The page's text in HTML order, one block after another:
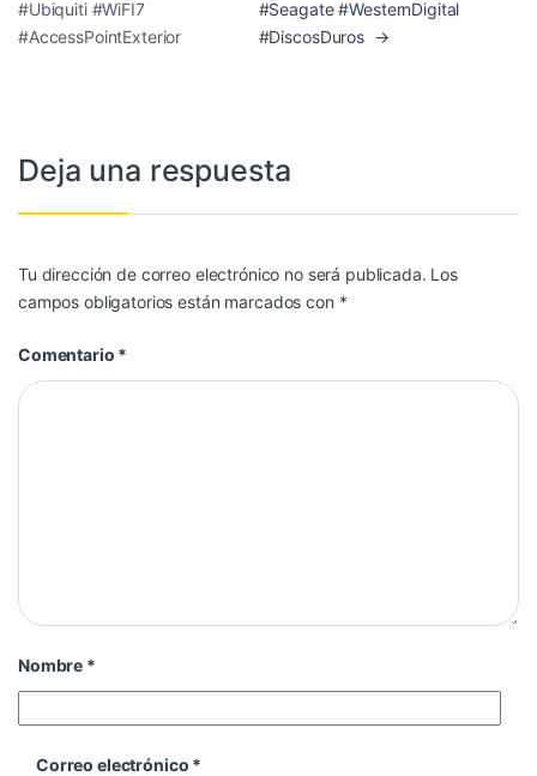
#Ubiquiti #WiFI7
#AccessPointExterior
#Seagate #WesternDigital
#DiscosDuros →
Deja una respuesta
Tu dirección de correo electrónico no será publicada. Los
campos obligatorios están marcados con *
Comentario *
Nombre *
Correo electrónico *